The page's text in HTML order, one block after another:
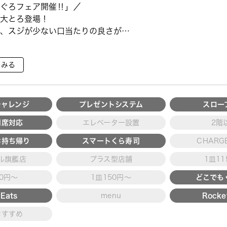
ろフェア開催‼」／
とろ登場！
スジが少ない口当たりの良さが特
育った高級魚【鹿児島県産活〆か
る
レンジ プレゼントシステム スロー
対応 エレベーター設置 2階
ち帰り スマートくら寿司
旗艦店 プラス型店舗 1皿
円～ 1皿150円～ どこでも
menu
すめ